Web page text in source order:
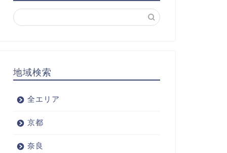
地域検索
全エリア
京都
奈良